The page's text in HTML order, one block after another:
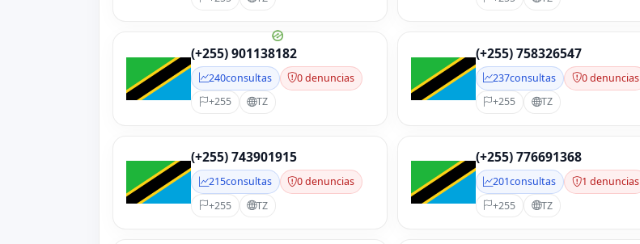
(+255) 901138182
240consultas
0 denuncias
+255
TZ
(+255) 758326547
237consultas
0 denuncias
+255
TZ
(+255) 743901915
215consultas
0 denuncias
+255
TZ
(+255) 776691368
201consultas
1 denuncias
+255
TZ